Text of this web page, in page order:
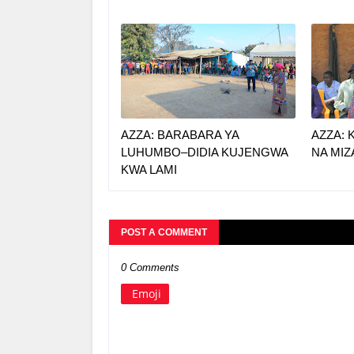
AZZA: BARABARA YA
LUHUMBO–DIDIA KUJENGWA
KWA LAMI
AZZA:
NA
POST A COMMENT
0 Comments
Emoji